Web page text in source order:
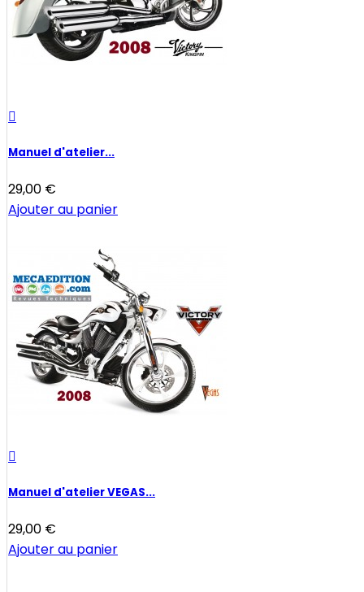

Manuel d'atelier...
29,00 €
Ajouter au panier

Manuel d'atelier VEGAS...
29,00 €
Ajouter au panier